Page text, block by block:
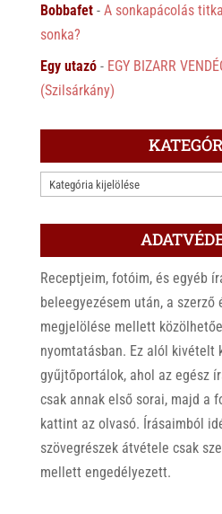
Bobbafet- A sonkapácolás
sonka?
Egy utazó- EGY BIZARR
(Szilsárkány)
KATEGÓRIÁK
Receptjeim, fotóim, és egyéb
beleegyezésem után, a
megjelölése mellett
nyomtatásban. Ez alól kivételt
gyűjtőportálok, ahol az egész
csak annak első sorai, majd a
kattint az olvasó. Írásaimból
szövegrészek átvétele csak
mellett engedélyezett.